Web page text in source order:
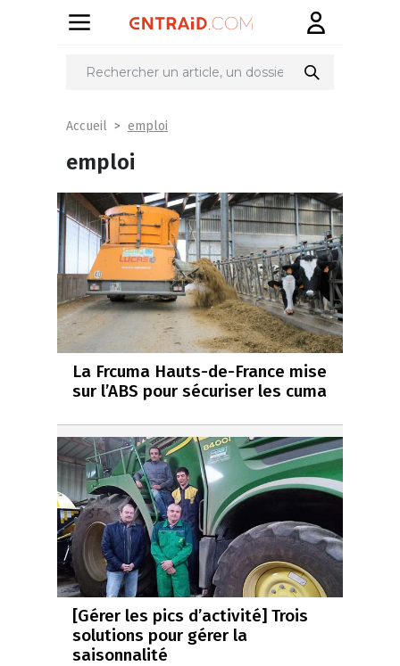
Accueil emploi
emploi
La Frcuma Hauts-de-France mise
sur l’ABS pour sécuriser les cuma
[Gérer les pics d’activité] Trois
solutions pour gérer la
saisonnalité